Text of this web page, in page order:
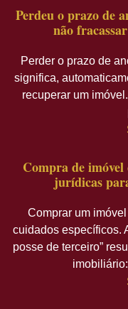
Perdeu o prazo de
não
Perder o prazo de
significa,
recuperar um
Compra de imóvel
jurídicas
Comprar um
cuidados específicos.
posse de terceiro”